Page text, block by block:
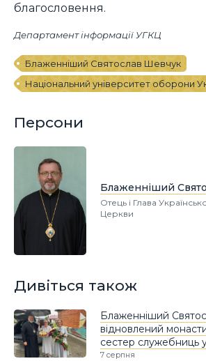
благословення.
Департамент інформації УГКЦ
Блаженніший Святослав Шевчук
Національний університет оборони
Персони
Блаженніший
Отець і Глава
Церкви
Дивіться також
Блаженніший
відновлений
сестер служебниць
7 серпня